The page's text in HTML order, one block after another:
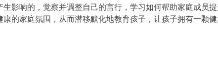
影响的，觉察并调整自己的言行，学习如何帮助家庭成员
的家庭氛围，从而潜移默化地教育孩子，让孩子拥有一颗